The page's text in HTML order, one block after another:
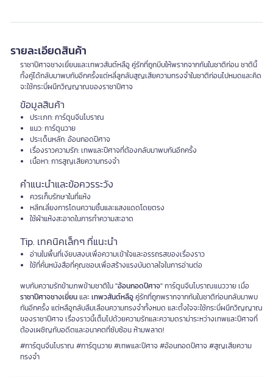
รายละเอียดสินค้า
ราชาปีศาจชางเยี่ยนและเทพวสันต์หลือู คู่รักที่ถูกบีบให้พรากจากกันในชาติก่อน ชาตินี้
ทั้งคู่ได้กลับมาพบกับอีกครั้งแต่หลี่ลูกลับสูญเสียความทรงจำในชาติก่อนไปหมดและคิด
จะใช้กระบี่ผนึกวิญญาณของราชาปีศาจ
ข้อมูลสินค้า
ประเภท: การ์ตูนจีนโบราณ
แนว: การ์ตูนวาย
ประเด็นหลัก: อ้อนกอดปีศาจ
เรื่องราวความรัก: เทพและปีศาจที่ต้องกลับมาพบกันอีกครั้ง
เนื้อหา: การสูญเสียความทรงจำ
คำแนะนำและข้อควรระวัง
ควรเก็บรักษาในที่แห้ง
หลีกเลี่ยงการโดนความชื้นและแสงแดดโดยตรง
ใช้ผ้าแห้งสะอาดในการทำความสะอาด
Tip. เทคนิคเล็กๆ ที่แนะนำ
อ่านในพื้นที่เงียบสงบเพื่อความเข้าใจและอรรถรสของเรื่องราว
ใช้ที่คั่นหนังสือที่คุณชอบเพื่อสร้างแรงบันดาลใจในการอ่านต่อ
พบกับความรักข้ามภพข้ามชาติใน"อ้อนกอดปีศาจ"การ์ตูนจีนโบราณแนววาย เมื่อ
ราชาปีศาจชางเยี่ยนและเทพวสันต์หลือูคู่รักที่ถูกพรากจากกันในชาติก่อนกลับมาพบ
กันอีกครั้ง แต่หลือูกลับลืมเลือนความทรงจำทั้งหมด และตั้งใจจะใช้กระบี่ผนึกวิญญาณ
ของราชาปีศาจ เรื่องราวนี้เต็มไปด้วยความรักและความดราม่าระหว่างเทพและปีศาจที่
ต้องเผชิญกับอดีตและอนาคตที่ซับซ้อน ห้ามพลาด!
#การ์ตูนจีนโบราณ #การ์ตูนวาย #เทพและปีศาจ #อ้อนกอดปีศาจ #สูญเสียความ
ทรงจำ